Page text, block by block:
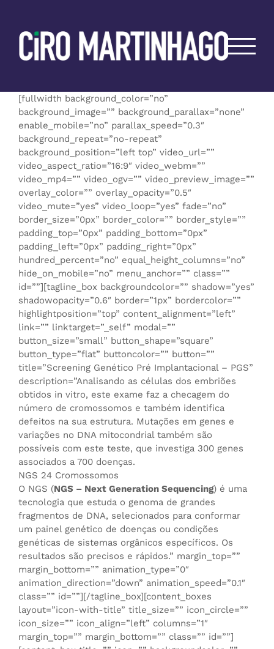
[fullwidth background_color=”no”
background_image=”” background_parallax=”none”
enable_mobile=”no” parallax_speed=”0.3″
background_repeat=”no-repeat”
background_position=”left top” video_url=””
video_aspect_ratio=”16:9″ video_webm=””
video_mp4=”” video_ogv=”” video_preview_image=””
overlay_color=”” overlay_opacity=”0.5″
video_mute=”yes” video_loop=”yes” fade=”no”
border_size=”0px” border_color=”” border_style=””
padding_top=”0px” padding_bottom=”0px”
padding_left=”0px” padding_right=”0px”
hundred_percent=”no” equal_height_columns=”no”
hide_on_mobile=”no” menu_anchor=”” class=””
id=””][tagline_box backgroundcolor=”” shadow=”yes”
shadowopacity=”0.6″ border=”1px” bordercolor=””
highlightposition=”top” content_alignment=”left”
link=”” linktarget=”_self” modal=””
button_size=”small” button_shape=”square”
button_type=”flat” buttoncolor=”” button=””
title=”Screening Genético Pré Implantacional – PGS”
description=”Analisando as células dos embriões
obtidos in vitro, este exame faz a checagem do
número de cromossomos e também identifica
defeitos na sua estrutura. Mutações em genes e
variações no DNA mitocondrial também são
possíveis com este teste, que investiga 300 genes
associados a 700 doenças.
NGS 24 Cromossomos
O NGS (NGS – Next Generation Sequencing) é uma
tecnologia que estuda o genoma de grandes
fragmentos de DNA, selecionados para conformar
um painel genético de doenças ou condições
genéticas de sistemas orgânicos específicos. Os
resultados são precisos e rápidos.” margin_top=””
margin_bottom=”” animation_type=”0″
animation_direction=”down” animation_speed=”0.1″
class=”” id=””][/tagline_box][content_boxes
layout=”icon-with-title” title_size=”” icon_circle=””
icon_size=”” icon_align=”left” columns=”1″
margin_top=”” margin_bottom=”” class=”” id=””]